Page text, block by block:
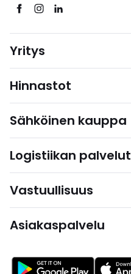
Yritys
Hinnastot
Sähköinen kauppa
Logistiikan palvelut
Vastuullisuus
Asiakaspalvelu